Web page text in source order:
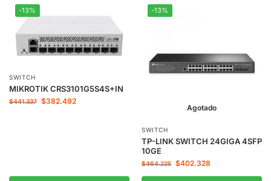
-13%
SWITCH
MIKROTIK CRS3101G5S4S+IN
$441.337 $382.492
-13%
Agotado
SWITCH
TP-LINK SWITCH 24GIGA 4SFP
10GE
$464.225 $402.328